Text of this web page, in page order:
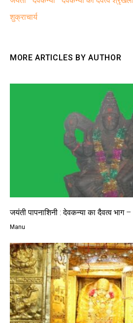
शुक्राचार्य
MORE ARTICLES BY AUTHOR
जयंती पापनाशिनी : देवकन्या का दैवत्व भाग –
Manu